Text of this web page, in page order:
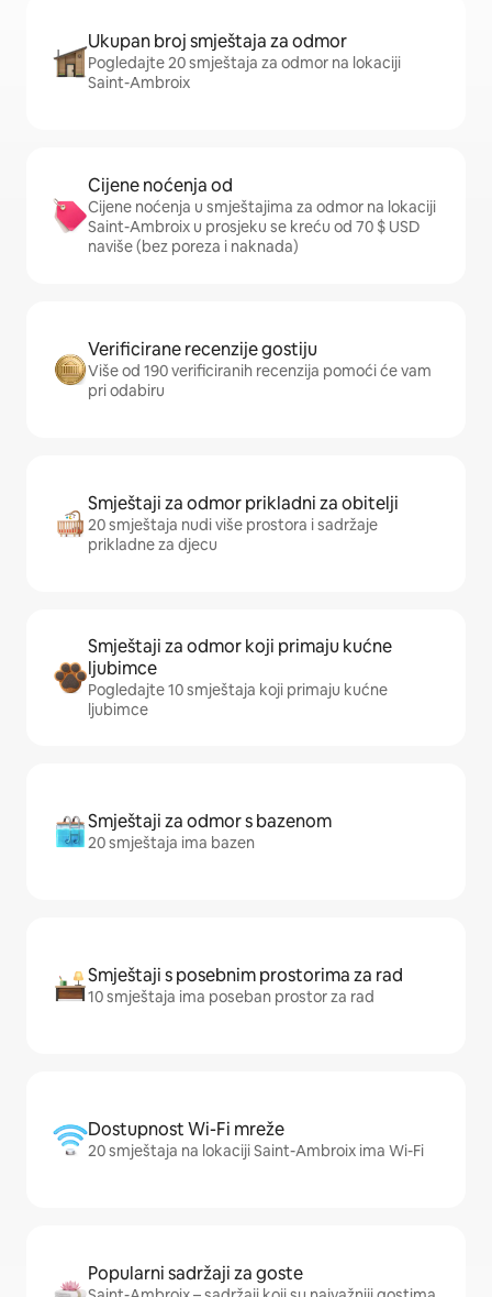
Ukupan broj smještaja za odmor
Pogledajte 20 smještaja za odmor na lokaciji
Saint-Ambroix
Cijene noćenja od
Cijene noćenja u smještajima za odmor na lokaciji
Saint-Ambroix u prosjeku se kreću od 70 $ USD
naviše (bez poreza i naknada)
Verificirane recenzije gostiju
Više od 190 verificiranih recenzija pomoći će vam
pri odabiru
Smještaji za odmor prikladni za obitelji
20 smještaja nudi više prostora i sadržaje
prikladne za djecu
Smještaji za odmor koji primaju kućne
ljubimce
Pogledajte 10 smještaja koji primaju kućne
ljubimce
Smještaji za odmor s bazenom
20 smještaja ima bazen
Smještaji s posebnim prostorima za rad
10 smještaja ima poseban prostor za rad
Dostupnost Wi-Fi mreže
20 smještaja na lokaciji Saint-Ambroix ima Wi-Fi
Popularni sadržaji za goste